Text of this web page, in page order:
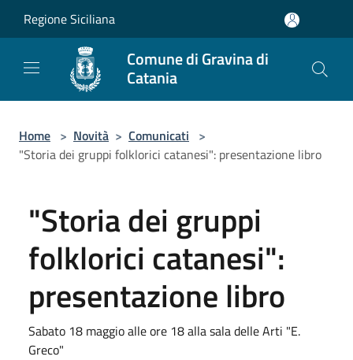
Regione Siciliana
Comune di Gravina di
Catania
Home > Novità > Comunicati >
"Storia dei gruppi folklorici catanesi": presentazione libro
"Storia dei gruppi
folklorici catanesi":
presentazione libro
Sabato 18 maggio alle ore 18 alla sala delle Arti "E.
Greco"